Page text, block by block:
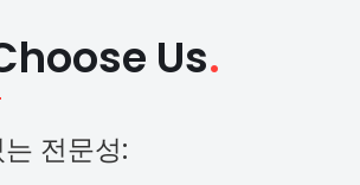
Us.
전문성: